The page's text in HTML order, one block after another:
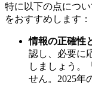
特に以下の点につ
をおすすめします：
情報の正確性
認し、必要に
しましょう。
せん。2025年